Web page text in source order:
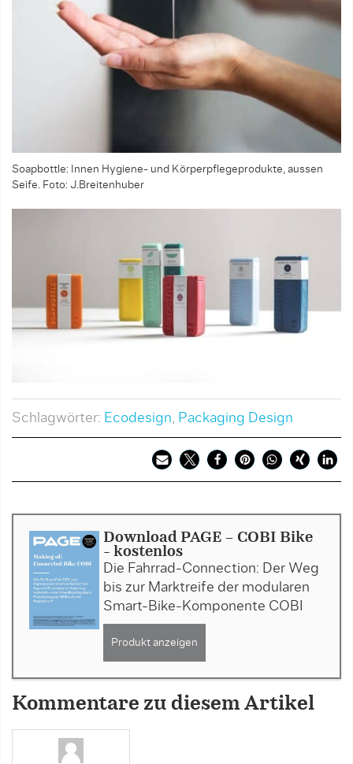
Soapbottle: Innen Hygiene- und Körperpflegeprodukte, aussen
Seife. Foto: J.Breitenhuber
Schlagwörter: Ecodesign, Packaging Design
Download PAGE - COBI Bike
- kostenlos
Die Fahrrad-Connection: Der Weg
bis zur Marktreife der modularen
Smart-Bike-Komponente COBI
Produkt anzeigen
Kommentare zu diesem Artikel